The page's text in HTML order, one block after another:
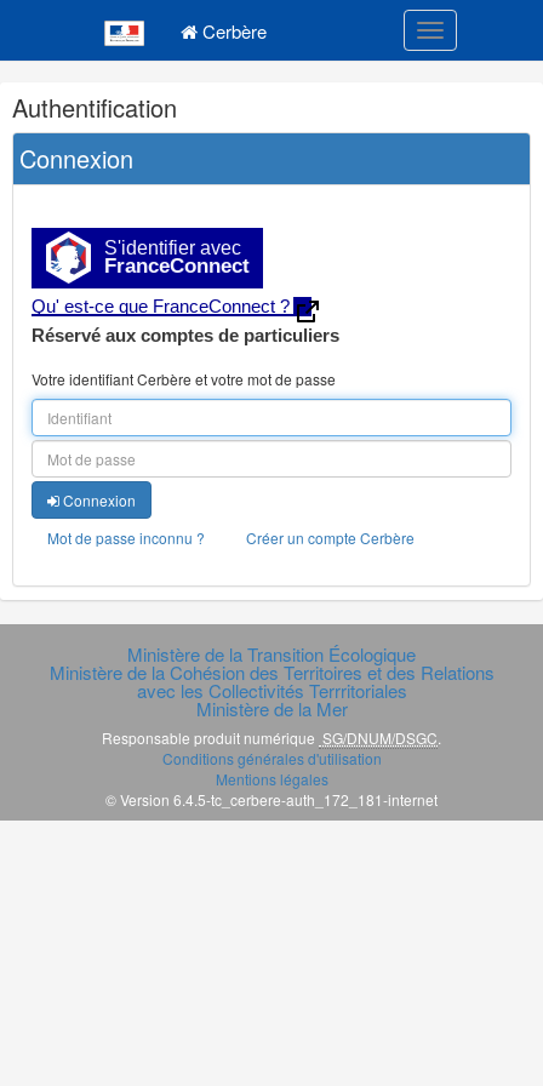
Cerbère Toggle
Navigation
et
outils
annexes
Authentification
Connexion
S'identifier avec
FranceConnect
Qu' est-ce que FranceConnect ?
Réservé aux comptes de particuliers
Votre identifiant Cerbère et votre mot de passe
Connexion
Mot de passe inconnu ?
Créer un compte Cerbère
Ministère de la Transition Écologique
Ministère de la Cohésion des Territoires et des Relations
avec les Collectivités Terrritoriales
Ministère de la Mer
Responsable produit numérique SG/DNUM/DSGC.
Conditions générales d'utilisation
Mentions légales
© Version 6.4.5-tc_cerbere-auth_172_181-internet